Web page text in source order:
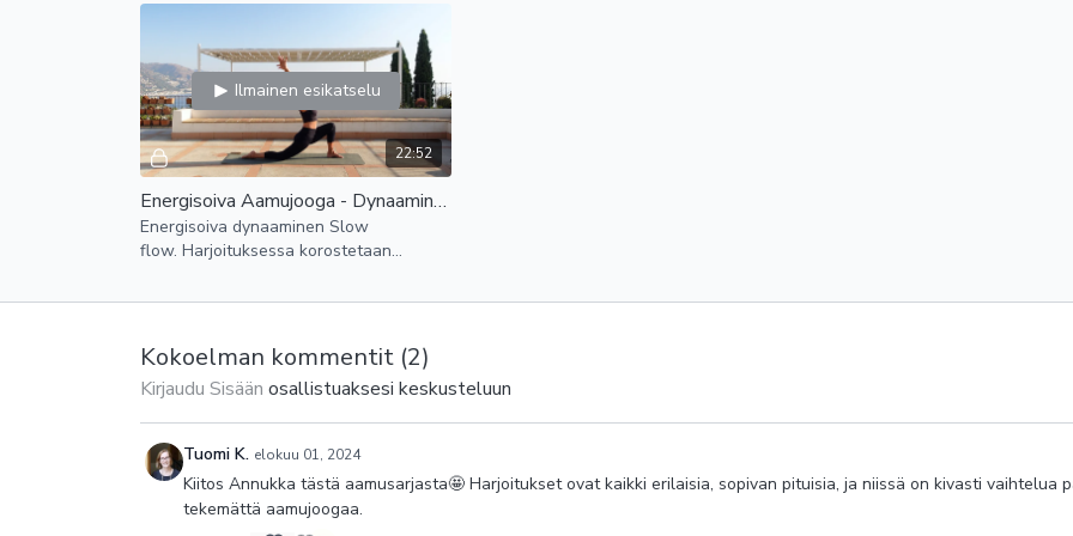
keskittymistä ja
Selkärankaa stimuloivia
hengitysharjoituksia.
rahoittaa ja tasapainottaa
22:52
Ilmainen esikatselu
Energisoiva Aamujooga - Dynaaminen Slow flow
Energisoiva dynaaminen Slow
flow. Harjoituksessa korostetaan
virtausta sekä taaksetaivutuksia.
Kokoelman kommentit (2)
Kirjaudu Sisään osallistuaksesi keskusteluun
Tuomi K. elokuu 01, 2024
Kiitos Annukka tästä aamusarjasta🤩 Harjoitukset ovat kaikki erilaisia, sopivan pituisia, ja niissä on kivasti vaihtelua
tekemättä aamujoogaa.